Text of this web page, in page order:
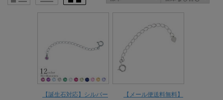
【誕生石対応】シルバー
【メール便送料無料】